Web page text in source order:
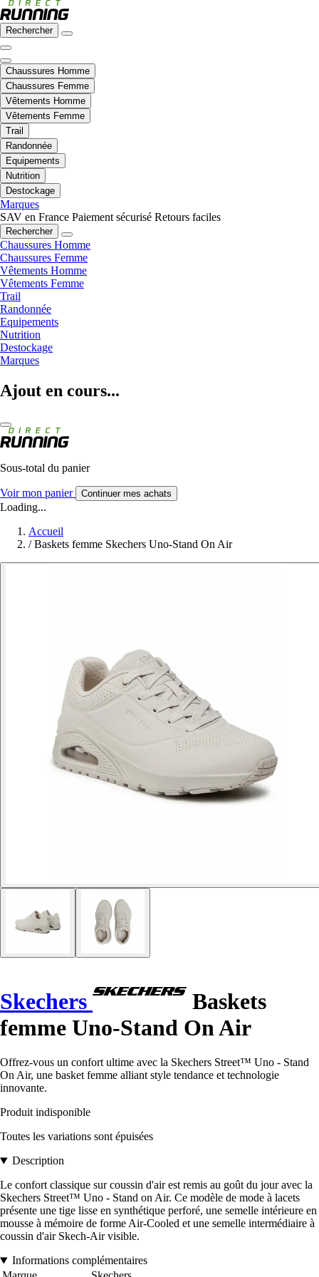
Rechercher
Chaussures Homme
Chaussures Femme
Vêtements Homme
Vêtements Femme
Trail
Randonnée
Equipements
Nutrition
Destockage
Marques
SAV en France Paiement sécurisé Retours faciles
Rechercher
Chaussures Homme
Chaussures Femme
Vêtements Homme
Vêtements Femme
Trail
Randonnée
Equipements
Nutrition
Destockage
Marques
Ajout en cours...
Sous-total du panier
Voir mon panier Continuer mes achats
Loading...
Accueil
/ Baskets femme Skechers Uno-Stand On Air
Skechers
Baskets
femme Uno-Stand On Air
Offrez-vous un confort ultime avec la Skechers Street™ Uno - Stand
On Air, une basket femme alliant style tendance et technologie
innovante.
Produit indisponible
Toutes les variations sont épuisées
Description
Le confort classique sur coussin d'air est remis au goût du jour avec la
Skechers Street™ Uno - Stand on Air. Ce modèle de mode à lacets
présente une tige lisse en synthétique perforé, une semelle intérieure en
mousse à mémoire de forme Air-Cooled et une semelle intermédiaire à
coussin d'air Skech-Air visible.
Informations complémentaires